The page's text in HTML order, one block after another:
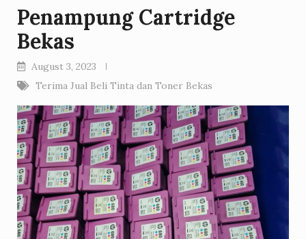
Penampung Cartridge
Bekas
August 3, 2023
Terima Jual Beli Tinta dan Toner Bekas